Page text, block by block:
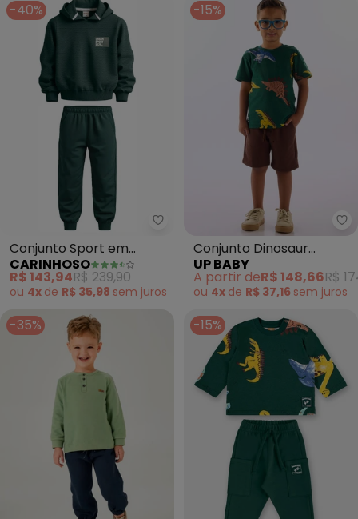
-40%
Carinhoso - Conjunto Sport
Conjunto Sport em
Moletom (Verde
Esmeralda)
CARINHOSO
R$ 143,94R$ 239,90
ou 4x de R$ 35,98 sem juros
-15%
Conjunto Dinosaur
Adventure Verde
UP BABY
A partir deR$ 148,66R$
ou 4x de R$ 37,16 sem juros
-35% -15%